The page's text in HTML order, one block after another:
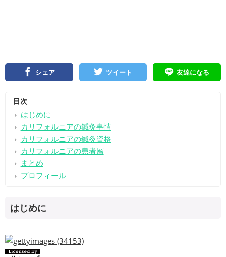
シェア ツイート 友達になる
目次
はじめに
カリフォルニアの鍼灸事情
カリフォルニアの鍼灸資格
カリフォルニアの患者層
まとめ
プロフィール
はじめに